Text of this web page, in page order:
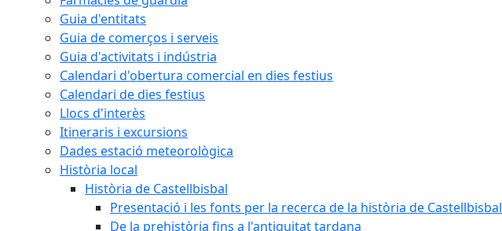
Guia d'entitats
Guia de comerços i serveis
Guia d'activitats i indústria
Calendari d'obertura comercial en dies festius
Calendari de dies festius
Llocs d'interès
Itineraris i excursions
Dades estació meteorològica
Història local
Història de Castellbisbal
Presentació i les fonts per la recerca de la història de Castellbisbal
De la prehistòria fins a l'antiguitat tardana